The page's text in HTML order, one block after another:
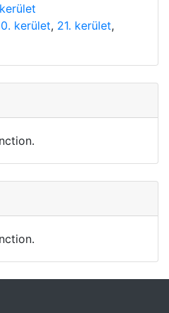
kerület, 21. kerület,